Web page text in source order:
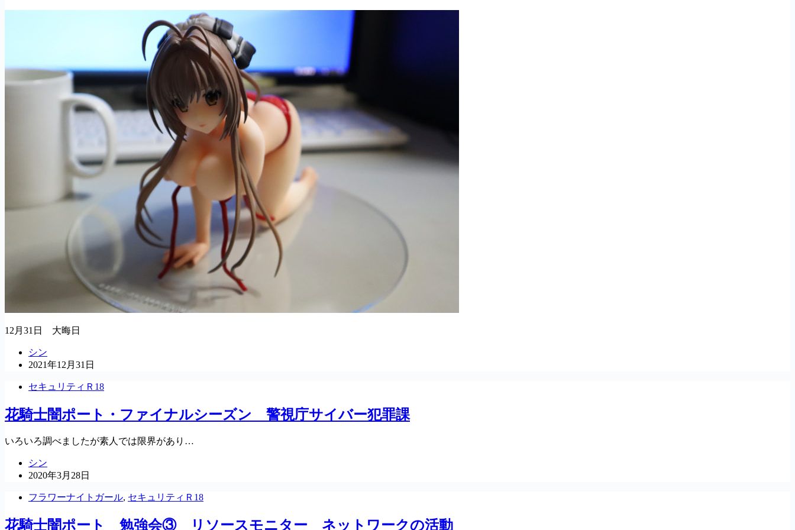
12月31日 大晦日
シン
2021年12月31日
セキュリティＲ18
花騎士闇ポート・ファイナルシーズン 警視庁サイバー犯罪課
いろいろ調べましたが素人では限界があり…
シン
2020年3月28日
フラワーナイトガール, セキュリティＲ18
花騎士闇ポート 勉強会③ リソースモニター ネットワークの活動